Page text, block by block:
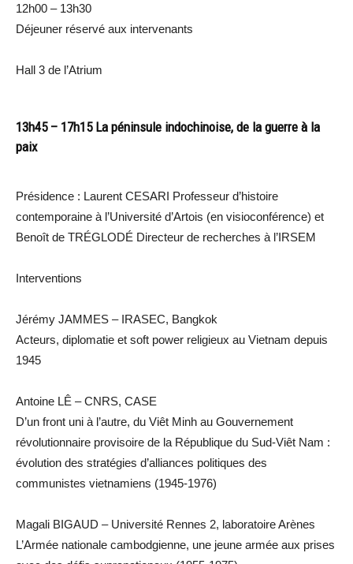
12h00 – 13h30
Déjeuner réservé aux intervenants
Hall 3 de l’Atrium
13h45 – 17h15 La péninsule indochinoise, de la guerre à la
paix
Présidence : Laurent CESARI Professeur d’histoire
contemporaine à l’Université d’Artois (en visioconférence) et
Benoît de TRÉGLODÉ Directeur de recherches à l’IRSEM
Interventions
Jérémy JAMMES – IRASEC, Bangkok
Acteurs, diplomatie et soft power religieux au Vietnam depuis
1945
Antoine LÊ – CNRS, CASE
D’un front uni à l’autre, du Viêt Minh au Gouvernement
révolutionnaire provisoire de la République du Sud-Viêt Nam :
évolution des stratégies d’alliances politiques des
communistes vietnamiens (1945-1976)
Magali BIGAUD – Université Rennes 2, laboratoire Arènes
L’Armée nationale cambodgienne, une jeune armée aux prises